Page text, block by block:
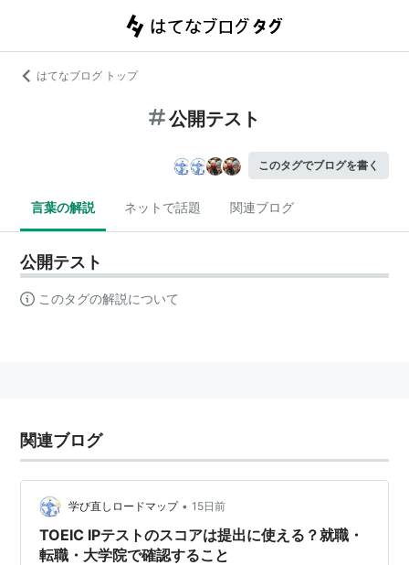
はてなブログ トップ
公開テスト
このタグでブログを書く
言葉の解説 ネットで話題 関連ブログ
公開テスト
このタグの解説について
関連ブログ
学び直しロードマップ • 15日前
TOEIC IPテストのスコアは提出に使える？就職・
転職・大学院で確認すること